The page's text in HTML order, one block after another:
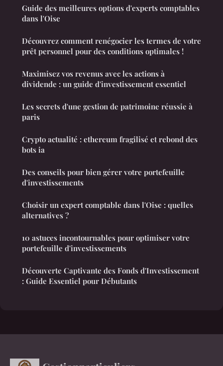
Guide des meilleures options d'experts comptables
dans l'Oise
Découvrez comment renégocier les termes de votre
prêt personnel pour des conditions optimales !
Maximisez vos revenus avec les actions à
dividende : un guide d'investissement essentiel
Les secrets d'une gestion de patrimoine réussie à
paris
Crypto actualité : ethereum fragilisé et rebond des
bots ia
Des conseils pour bien gérer votre portefeuille
d'investissements
Choisir un expert comptable dans l'Oise : quelles
alternatives ?
10 astuces incontournables pour optimiser votre
portefeuille d'investissements
Découverte Captivante des Fonds d'Investissement
: Guide Essentiel pour Débutants